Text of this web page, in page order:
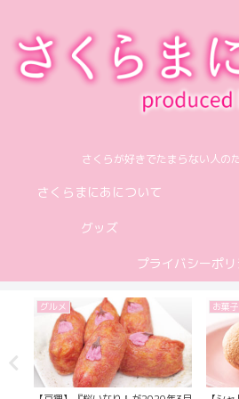
さくらが好きでたまらない人の
さくらまにあについて
グッズ
プライバシーポリ
グルメ お菓子